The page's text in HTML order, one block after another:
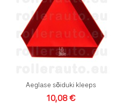
Aeglase sõiduki kleeps
10,08 €